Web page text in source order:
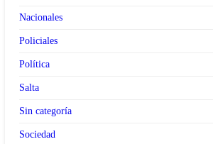
Nacionales
Policiales
Política
Salta
Sin categoría
Sociedad